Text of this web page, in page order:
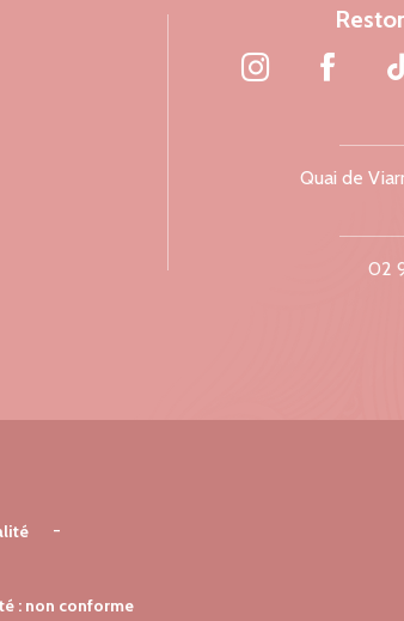
Quai de
02
: non conforme